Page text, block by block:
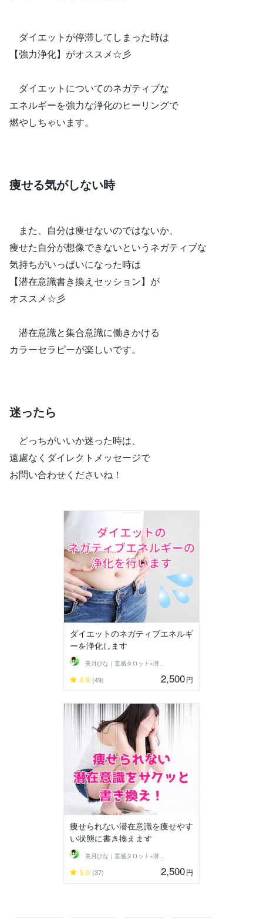
ダイエットが停滞してしまった時は
【強力浄化】がオススメ☆彡
ダイエットについてのネガティブな
エネルギーを強力な浄化のヒーリングで
燃やしちゃいます。
痩せる気がしない時
また、自分は痩せないのではないか、
痩せた自分が想像できないというネガティブな
気持ちがいっぱいになった時は
【潜在意識書き換えセッション】が
オススメ☆彡
潜在意識と集合意識に働きかける
カラーセラピーが楽しいです。
迷ったら
どっちがいいか迷った時は、
遠慮なくダイレクトメッセージで
お問い合わせくださいね！
ダイエットのネガティブエネルギ
ーを浄化します
美月ひな｜霊感タロット×潜在意識ヒーラー
4.9 (49) 2,500円
痩せられない潜在意識を痩せやす
い状態に書き換えます
美月ひな｜霊感タロット×潜在意識ヒーラー
5.0 (37) 2,500円